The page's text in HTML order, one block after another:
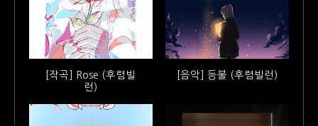
[작곡] Rose (후렴빌
런)
[음악] 등불 (후렴빌런)